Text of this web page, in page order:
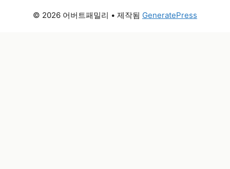
© 2026 어버트패밀리 • 제작됨 GeneratePress